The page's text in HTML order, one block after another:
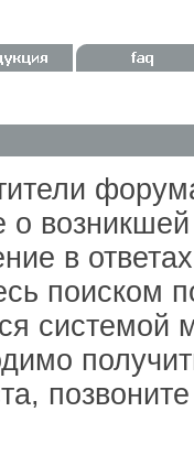
о
в
поиском
системой